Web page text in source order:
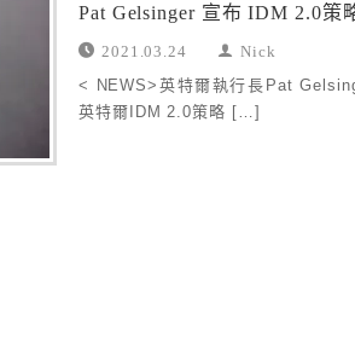
Pat Gelsinger 宣布 IDM 2.0策
2021.03.24 Nick
< NEWS>英特爾執行長Pat
英特爾IDM 2.0策略 […]